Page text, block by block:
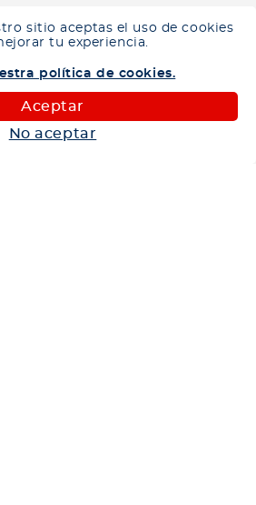
sitio aceptas el uso de cookies
tu experiencia.
política de cookies.
Aceptar
No aceptar